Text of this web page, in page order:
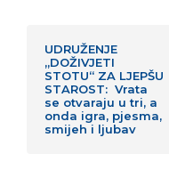
UDRUŽENJE
„DOŽIVJETI
STOTU“ ZA LJEPŠU
STAROST: Vrata
se otvaraju u tri, a
onda igra, pjesma,
smijeh i ljubav